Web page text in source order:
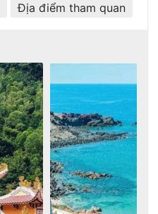
Địa điểm tham quan